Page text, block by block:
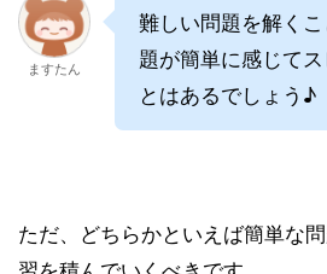
ますたん
難しい問題を解く
題が簡単に感じて
とはあるでしょう♪
ただ、どちらかといえば簡単な